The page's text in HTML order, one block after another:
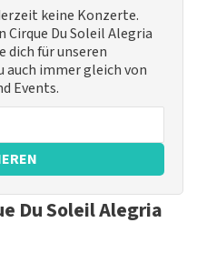
keine Konzerte.
Cirque Du Soleil Alegria
dich für unseren
auch immer gleich von
Events.
Du Soleil Alegria